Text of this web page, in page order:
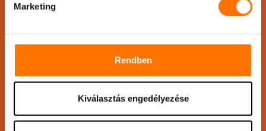
Marketing
Rendben
Kiválasztás engedélyezése
Üzenet*